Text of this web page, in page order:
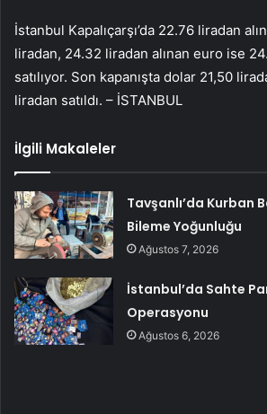
İstanbul Kapalıçarşı’da 22.76 liradan
liradan, 24.32 liradan alınan euro ise
satılıyor. Son kapanışta dolar 21,50
liradan satıldı. – İSTANBUL
İlgili Makaleler
Tavşanlı’da Kurban
Bileme Yoğunluğu
Ağustos 7, 2026
İstanbul’da Sahte
Operasyonu
Ağustos 6, 2026